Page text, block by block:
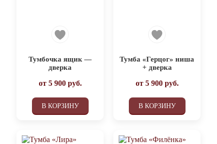
Тумбочка ящик —
дверка
от 5 900руб.
В КОРЗИНУ
Тумба «Герцог» ниша
+ дверка
от 5 900руб.
В КОРЗИНУ